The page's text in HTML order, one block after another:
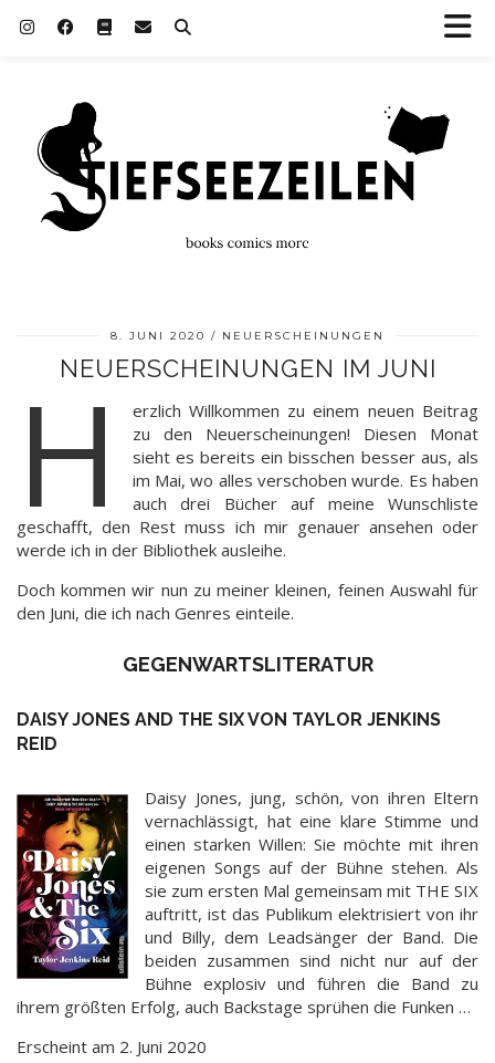
8. JUNI 2020 NEUERSCHEINUNGEN
NEUERSCHEINUNGEN IM JUNI
H
erzlich Willkommen zu einem neuen Beitrag
zu den Neuerscheinungen! Diesen Monat
sieht es bereits ein bisschen besser aus, als
im Mai, wo alles verschoben wurde. Es haben
auch drei Bücher auf meine Wunschliste
geschafft, den Rest muss ich mir genauer ansehen oder
werde ich in der Bibliothek ausleihe.
Doch kommen wir nun zu meiner kleinen, feinen Auswahl für
den Juni, die ich nach Genres einteile.
GEGENWARTSLITERATUR
DAISY JONES AND THE SIX VON TAYLOR JENKINS
REID
Daisy Jones, jung, schön, von ihren Eltern
vernachlässigt, hat eine klare Stimme und
einen starken Willen: Sie möchte mit ihren
eigenen Songs auf der Bühne stehen. Als
sie zum ersten Mal gemeinsam mit THE SIX
auftritt, ist das Publikum elektrisiert von ihr
und Billy, dem Leadsänger der Band. Die
beiden zusammen sind nicht nur auf der
Bühne explosiv und führen die Band zu
ihrem größten Erfolg, auch Backstage sprühen die Funken …
Erscheint am 2. Juni 2020